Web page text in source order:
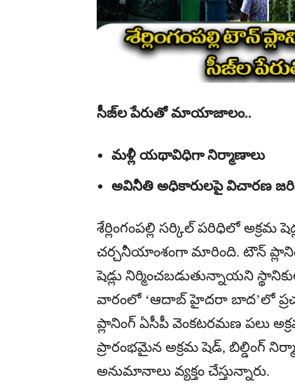
సీజ్‌ల పేరుతో మాయాజాలం..
మళ్లీ యథావిధిగా నిర్మాణాలు
అవినీతి అధికారులపై విచారణ
శేర్లింగంపల్లి సర్కిల్ పరిధిలో
చర్చనీయాంశంగా మారింది. టౌన్
షెడ్లు నిర్మించబడుతున్నాయని
వారంలో ‘ఆదాబ్ హైదరా బాద’లో
ప్లానింగ్ ఏసీపీ వెంకటరమణ పలు
ప్రారంభమైన అక్రమ షెడ్, బిల్డింగ్
అనుమానాలు వ్యక్తం చేస్తున్నారు.